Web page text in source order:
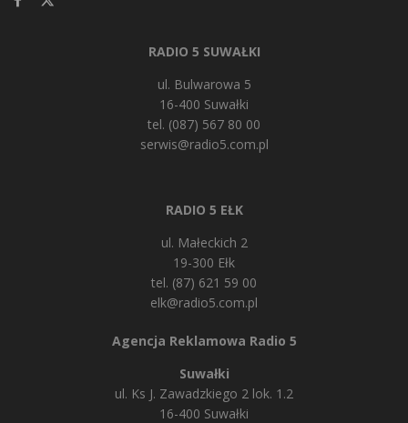
RADIO 5 SUWAŁKI
ul. Bulwarowa 5
16-400 Suwałki
tel. (087) 567 80 00
serwis@radio5.com.pl
RADIO 5 EŁK
ul. Małeckich 2
19-300 Ełk
tel. (87) 621 59 00
elk@radio5.com.pl
Agencja Reklamowa Radio 5
Suwałki
ul. Ks J. Zawadzkiego 2 lok. 1.2
16-400 Suwałki